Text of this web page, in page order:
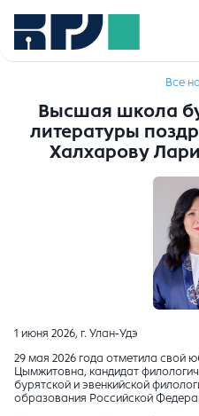
Все
Высшая школа
литературы
Халхарову
1 июня 2026, г. Улан-Удэ
29 мая 2026 года отметила свой
Цымжитовна, кандидат
бурятской и эвенкийской
образования Российской